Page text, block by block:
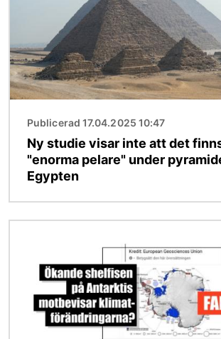
Publicerad 17.04.2025 10:47
Ny studie visar inte att det
"enorma pelare" under
Egypten